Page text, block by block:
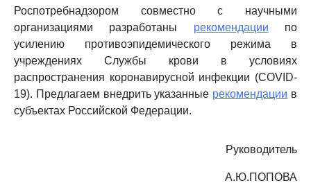
Роспотребнадзором совместно с научными
организациями разработаны рекомендации по
усилению противоэпидемического режима в
учреждениях Службы крови в условиях
распространения коронавирусной инфекции (COVID-
19). Предлагаем внедрить указанные рекомендации в
субъектах Российской Федерации.
Руководитель
А.Ю.ПОПОВА